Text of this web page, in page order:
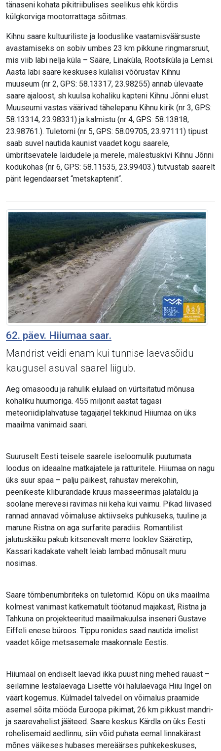
tänaseni kohata pikitriibulises seelikus ehk kördis
külgkorviga mootorrattaga sõitmas.
Kihnu saare kultuuriliste ja looduslike vaatamisväärsuste
avastamiseks on sobiv umbes 23 km pikkune ringmarsruut,
mis viib läbi nelja küla – Sääre, Linaküla, Rootsiküla ja Lemsi.
Aasta läbi saare keskuses külalisi võõrustav Kihnu
muuseum (nr 2, GPS: 58.13317, 23.98255) annab ülevaate
saare ajaloost, sh kuulsa kohaliku kapteni Kihnu Jõnni elust.
Muuseumi vastas väärivad tähelepanu Kihnu kirik (nr 3, GPS:
58.13314, 23.98331) ja kalmistu (nr 4, GPS: 58.13818,
23.98761.). Tuletorni (nr 5, GPS: 58.09705, 23.97111) tipust
saab suvel nautida kaunist vaadet kogu saarele,
ümbritsevatele laidudele ja merele, mälestuskivi Kihnu Jõnni
kodukohas (nr 6, GPS: 58.11535, 23.99403.) tutvustab saarelt
pärit legendaarset “metskaptenit“.
62. päev. Hiiumaa saar.
Mandrist veidi enam kui tunnise laevasõidu
kaugusel asuval saarel liigub.
Aeg omasoodu ja rahulik elulaad on vürtsitatud mõnusa
kohaliku huumoriga. 455 miljonit aastat tagasi
meteoriidiplahvatuse tagajärjel tekkinud Hiiumaa on üks
maailma vanimaid saari.
Suuruselt Eesti teisele saarele iseloomulik puutumata
loodus on ideaalne matkajatele ja ratturitele. Hiiumaa on nagu
üks suur spaa – palju päikest, rahustav merekohin,
peenikeste kliburandade kruus masseerimas jalataldu ja
soolane merevesi ravimas nii keha kui vaimu. Pikad liivased
rannad annavad võimaluse aktiivseks puhkuseks, tuuline ja
marune Ristna on aga surfarite paradiis. Romantilist
jalutuskäiku pakub kitsenevalt merre looklev Sääretirp,
Kassari kadakate vahelt leiab lambad mõnusalt muru
nosimas.
Saare tõmbenumbriteks on tuletornid. Kõpu on üks maailma
kolmest vanimast katkematult töötanud majakast, Ristna ja
Tahkuna on projekteeritud maailmakuulsa inseneri Gustave
Eiffeli enese büroos. Tippu ronides saad nautida imelist
vaadet kõige metsasemale maakonnale Eestis.
Hiiumaal on endiselt laevad ikka puust ning mehed rauast –
seilamine lestalaevaga Lisette või halulaevaga Hiiu Ingel on
väärt kogemus. Külmadel talvedel on võimalus praamide
asemel sõita mööda Euroopa pikimat, 26 km pikkust mandri-
ja saarevahelist jääteed. Saare keskus Kärdla on üks Eesti
rohelisemaid aedlinnu, siin võid puhata eemal linnakärast
mõnes väikeses hubases mereäärses puhkekeskuses,